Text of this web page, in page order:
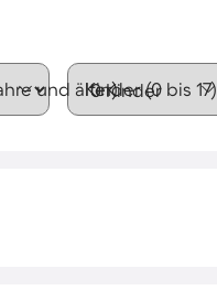
und älter)Kinder (0 bis 17)